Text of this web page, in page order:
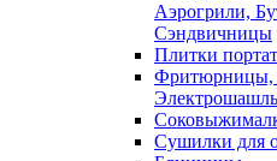
Аэрогрили,
Сэндвичницы
Плитки
Фритюрницы,
Сушилки для